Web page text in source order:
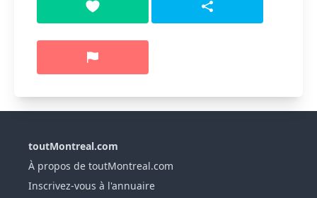
toutMontreal.com
À propos de toutMontreal.com
Inscrivez-vous à l'annuaire